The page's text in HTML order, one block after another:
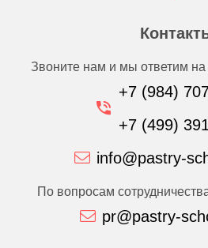
Звоните нам и мы ответим
+7 (984)
+7 (499)
info@pastry-
По вопросам
pr@pastry-